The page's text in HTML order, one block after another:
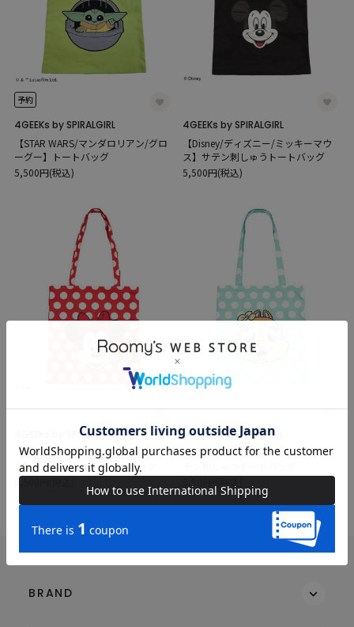
予約
4GEEKs by SPIRALGIRL
【STAR WARS/マンダロリアン/グロ
ーグー】トートバッグ
5,500円(税込)
4GEEKs by SPIRALGIRL
【Disney/ディズニー/ミッキーマウ
ス】サテン刺しゅうトートバッグ
5,500円(税込)
4GEEKs by SPIRALGIRL
【Disney/ディズニー/ミニーマウ
ス】サテン刺しゅうトートバッグ
5,500円(税込)
4GEEKs by SPIRALGIRL
【Disney/ディズニー/クラリス】サ
BRAND